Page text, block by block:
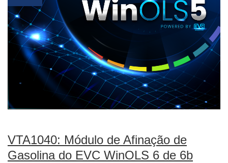
VTA1040: Módulo de Afinação de
Gasolina do EVC WinOLS 6 de 6b